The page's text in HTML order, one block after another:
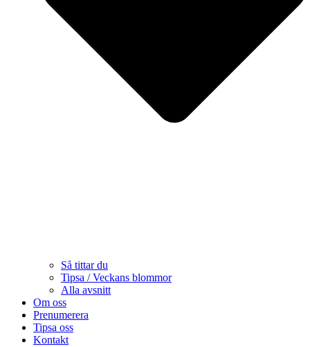
Så tittar du
Tipsa / Veckans blommor
Alla avsnitt
Om oss
Prenumerera
Tipsa oss
Kontakt